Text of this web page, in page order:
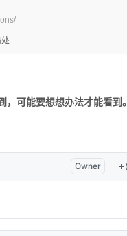
，可能要想想办法才能看到。